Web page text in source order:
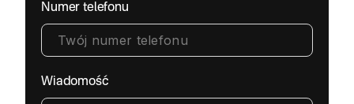
Numer telefonu
Wiadomość